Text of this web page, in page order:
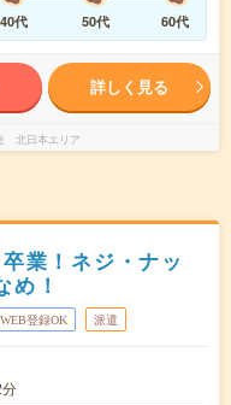
40代 50代 60代
詳しく見る
北日本エリア
業！ネジ・ナッ
め！
WEB登録OK 派遣